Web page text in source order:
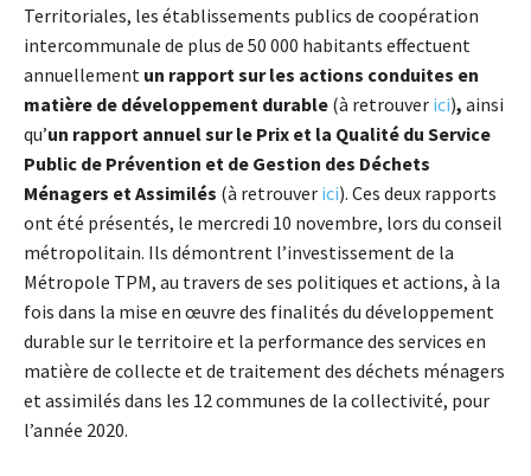
Territoriales, les établissements publics de coopération
intercommunale de plus de 50 000 habitants effectuent
annuellement un rapport sur les actions conduites en
matière de développement durable (à retrouver ici), ainsi
qu’un rapport annuel sur le Prix et la Qualité du Service
Public de Prévention et de Gestion des Déchets
Ménagers et Assimilés (à retrouver ici). Ces deux rapports
ont été présentés, le mercredi 10 novembre, lors du conseil
métropolitain. Ils démontrent l’investissement de la
Métropole TPM, au travers de ses politiques et actions, à la
fois dans la mise en œuvre des finalités du développement
durable sur le territoire et la performance des services en
matière de collecte et de traitement des déchets ménagers
et assimilés dans les 12 communes de la collectivité, pour
l’année 2020.